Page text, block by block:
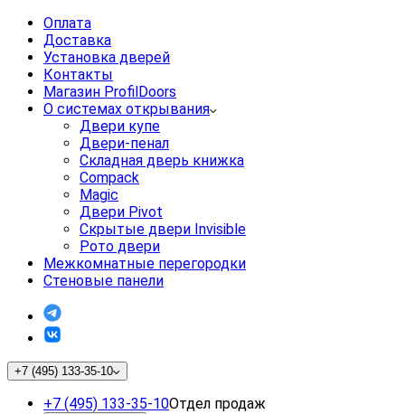
Оплата
Доставка
Установка дверей
Контакты
Магазин ProfilDoors
О системах открывания
Двери купе
Двери-пенал
Складная дверь книжка
Compack
Magic
Двери Pivot
Скрытые двери Invisible
Рото двери
Межкомнатные перегородки
Стеновые панели
+7 (495) 133-35-10
+7 (495) 133-35-10Отдел продаж